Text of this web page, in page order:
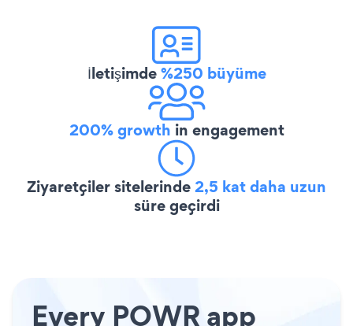
İletişimde%250 büyüme
200% growth in engagement
Ziyaretçiler sitelerinde2,5 kat daha uzun
süre geçirdi
Every POWR app